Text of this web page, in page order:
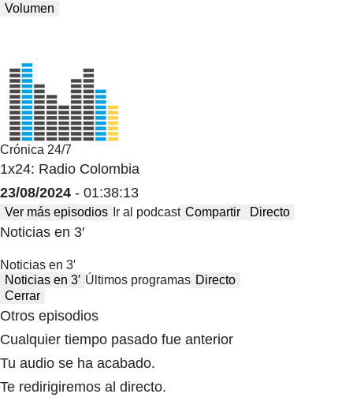
Volumen
Crónica 24/7
1x24: Radio Colombia
23/08/2024 - 01:38:13
Ver más episodios Ir al podcast Compartir Directo
Noticias en 3′
Noticias en 3′
Noticias en 3′ Últimos programas Directo
Cerrar
Otros episodios
Cualquier tiempo pasado fue anterior
Tu audio se ha acabado.
Te redirigiremos al directo.